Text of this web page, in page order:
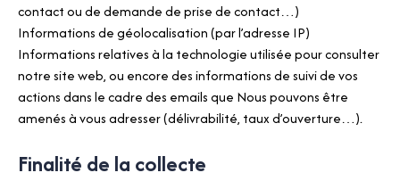
contact ou de demande de prise de contact…)
Informations de géolocalisation (par l’adresse IP)
Informations relatives à la technologie utilisée pour consulter
notre site web, ou encore des informations de suivi de vos
actions dans le cadre des emails que Nous pouvons être
amenés à vous adresser (délivrabilité, taux d’ouverture…).
Finalité de la collecte